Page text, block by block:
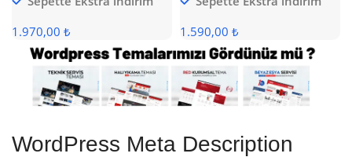
1.970,00 ₺
1.590,00 ₺
WordPress Meta Description